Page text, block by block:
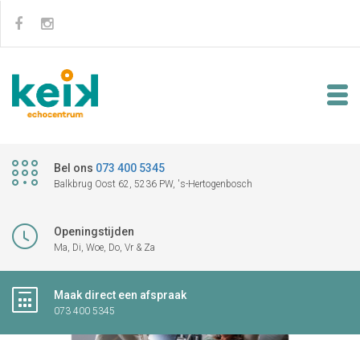
Bel ons 073 400 5345
Balkbrug Oost 62, 5236 PW, 's-Hertogenbosch
Openingstijden
Ma, Di, Woe, Do, Vr & Za
Maak direct een afspraak
073 400 5345